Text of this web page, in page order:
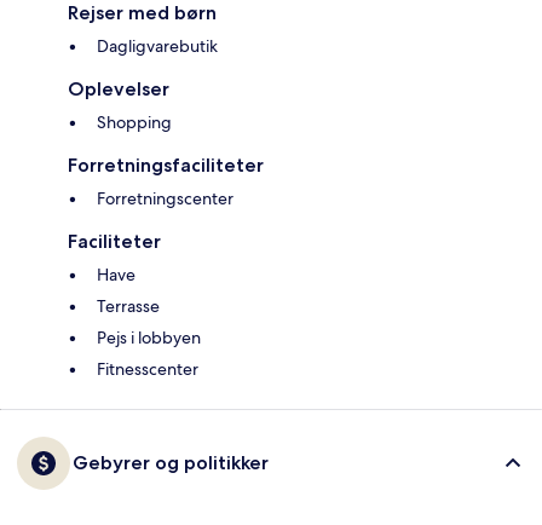
Rejser med børn
Dagligvarebutik
Oplevelser
Shopping
Forretningsfaciliteter
Forretningscenter
Faciliteter
Have
Terrasse
Pejs i lobbyen
Fitnesscenter
Gebyrer og politikker